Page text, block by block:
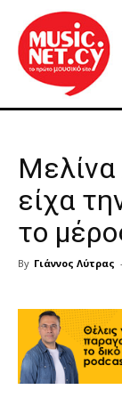
Μελίνα
είχα
το
By Γιάννος Λύτρας -